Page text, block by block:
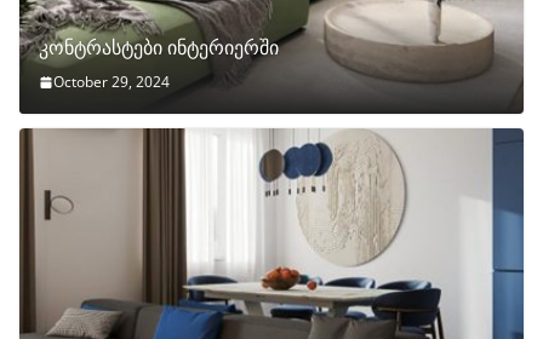
კონტრასტები ინტერიერში
October 29, 2024